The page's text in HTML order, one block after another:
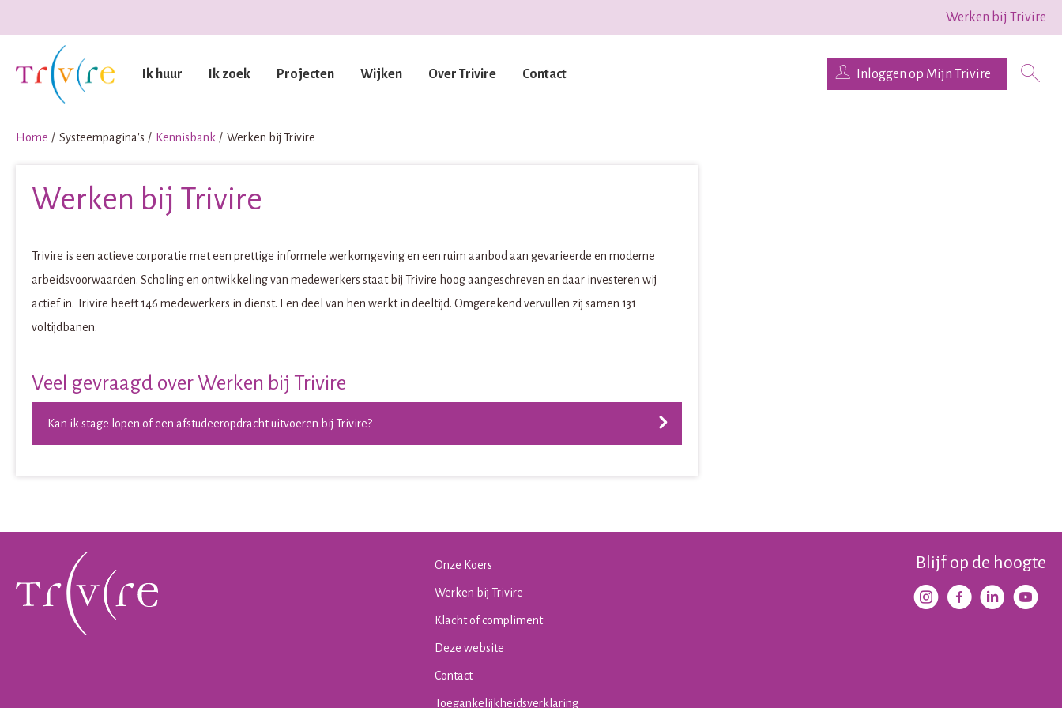
Naar de homepage
Ik huur Ik zoek Projecten Wijken Over Trivire Contact Inloggen op Mijn Trivire
Werken bij Trivire
Home Systeempagina's Kennisbank Werken bij Trivire
Werken bij Trivire
Trivire is een actieve corporatie met een prettige informele werkomgeving en een ruim aanbod aan gevarieerde en moderne
arbeidsvoorwaarden. Scholing en ontwikkeling van medewerkers staat bij Trivire hoog aangeschreven en daar investeren wij
actief in. Trivire heeft 146 medewerkers in dienst. Een deel van hen werkt in deeltijd. Omgerekend vervullen zij samen 131
voltijdbanen.
Veel gevraagd over Werken bij Trivire
Kan ik stage lopen of een afstudeeropdracht uitvoeren bij Trivire?
Contactinformatie Onze Koers
Werken bij Trivire
Klacht of compliment
Deze website
Contact
Toegankelijkheidsverklaring
Blijf op de hoogte